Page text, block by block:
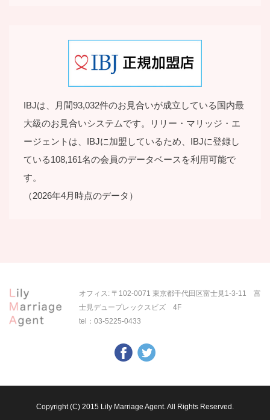
IBJは、月間93,032件のお見合いが成立している国内最
大級のお見合いシステムです。リリー・マリッジ・エ
ージェントは、IBJに加盟しているため、IBJに登録し
ている108,161名の会員のデータベースを利用可能で
す。
（2026年4月時点のデータ）
オフィス: 〒102-0071 東京都千代田区富士見1-3-11 富
士見デュープレックスビズ 4F
tel： 03-5225-0433
Copyright (C) 2015 Lily Marriage Agent. All Rights Reserved.